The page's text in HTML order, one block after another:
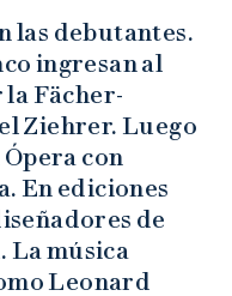
las debutantes.
ingresan al
Fächer-
Ziehrer. Luego
con
En ediciones
de
La música
Leonard